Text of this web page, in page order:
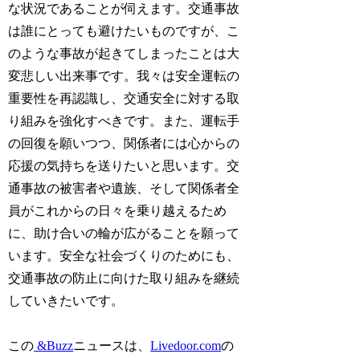
な状況であることが伺えます。交通事故
は誰にとっても避けたいものですが、こ
のような事故が起きてしまったことは大
変悲しい出来事です。我々は安全運転の
重要性を再認識し、交通安全に対する取
り組みを強化すべきです。また、運転手
の回復を願いつつ、関係者には心からの
応援の気持ちを送りたいと思います。交
通事故の被害者や遺族、そして関係者全
員がこれからの日々を乗り越えるため
に、助け合いの輪が広がることを願って
います。安全な社会づくりのためにも、
交通事故の防止に向けた取り組みを継続
していきたいです。
この &Buzzニュースは、Livedoor.comの